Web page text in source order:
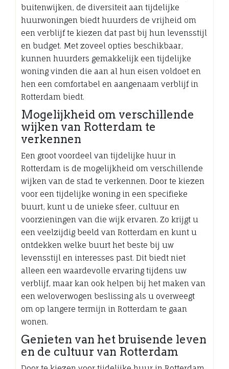
buitenwijken, de diversiteit aan tijdelijke
huurwoningen biedt huurders de vrijheid om
een verblijf te kiezen dat past bij hun levensstijl
en budget. Met zoveel opties beschikbaar,
kunnen huurders gemakkelijk een tijdelijke
woning vinden die aan al hun eisen voldoet en
hen een comfortabel en aangenaam verblijf in
Rotterdam biedt.
Mogelijkheid om verschillende
wijken van Rotterdam te
verkennen
Een groot voordeel van tijdelijke huur in
Rotterdam is de mogelijkheid om verschillende
wijken van de stad te verkennen. Door te kiezen
voor een tijdelijke woning in een specifieke
buurt, kunt u de unieke sfeer, cultuur en
voorzieningen van die wijk ervaren. Zo krijgt u
een veelzijdig beeld van Rotterdam en kunt u
ontdekken welke buurt het beste bij uw
levensstijl en interesses past. Dit biedt niet
alleen een waardevolle ervaring tijdens uw
verblijf, maar kan ook helpen bij het maken van
een weloverwogen beslissing als u overweegt
om op langere termijn in Rotterdam te gaan
wonen.
Genieten van het bruisende leven
en de cultuur van Rotterdam